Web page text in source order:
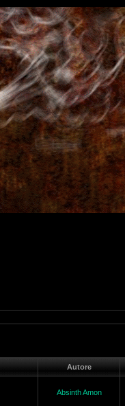
Autore
Absinth Amon